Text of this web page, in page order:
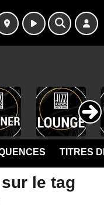
TITRES
le tag